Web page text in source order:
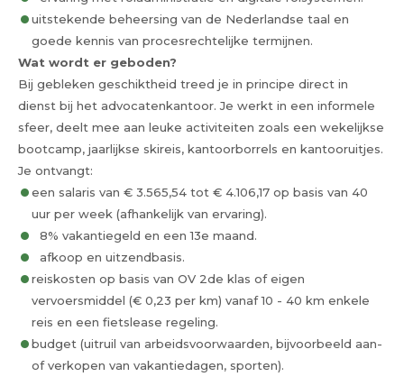
uitstekende beheersing van de Nederlandse taal en
goede kennis van procesrechtelijke termijnen.
Wat wordt er geboden?
Bij gebleken geschiktheid treed je in principe direct in
dienst bij het advocatenkantoor. Je werkt in een informele
sfeer, deelt mee aan leuke activiteiten zoals een wekelijkse
bootcamp, jaarlijkse skireis, kantoorborrels en kantooruitjes.
Je ontvangt:
een salaris van € 3.565,54 tot € 4.106,17 op basis van 40
uur per week (afhankelijk van ervaring).
8% vakantiegeld en een 13e maand.
afkoop en uitzendbasis.
reiskosten op basis van OV 2de klas of eigen
vervoersmiddel (€ 0,23 per km) vanaf 10 - 40 km enkele
reis en een fietslease regeling.
budget (uitruil van arbeidsvoorwaarden, bijvoorbeeld aan-
of verkopen van vakantiedagen, sporten).